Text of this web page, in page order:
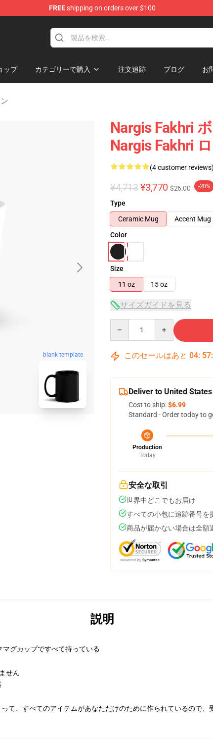
FREEshipping on orders over $100
ップ カテゴリーで購入 注文追跡 ブログ お
blank template
Nargis Fakhri
Nargis Fakhri
(4 customer reviews)
¥4,713 ¥3,770 $26.00 -20%
Type
Ceramic Mug
Accent Mug
Color
Size
11 oz
15 oz
サイズガイドを見る
このセールはあと 04: 57:
Deliver to United States
Cost to ship:$6.99
Standard - Order today to
Production
Today
安全な取引
世界中どこでもお届け
すべての小包に追跡番号を
商品が届かない場合は全額
説明
グカップですべて持っている
せん
て、すべてのアイテムがあなただけのために作られているので